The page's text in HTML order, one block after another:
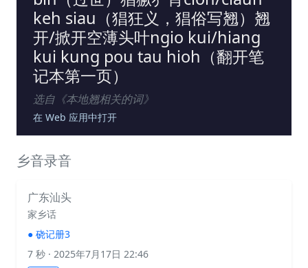
keh siau（猖狂义，猖俗写翘）翘
开/掀开空薄头叶ngio kui/hiang
kui kung pou tau hioh（翻开笔
记本第一页）
选自《本地翘相关的词》
在 Web 应用中打开
乡音录音
广东汕头
家乡话
● 硗记册3
7 秒 · 2025年7月17日 22:46